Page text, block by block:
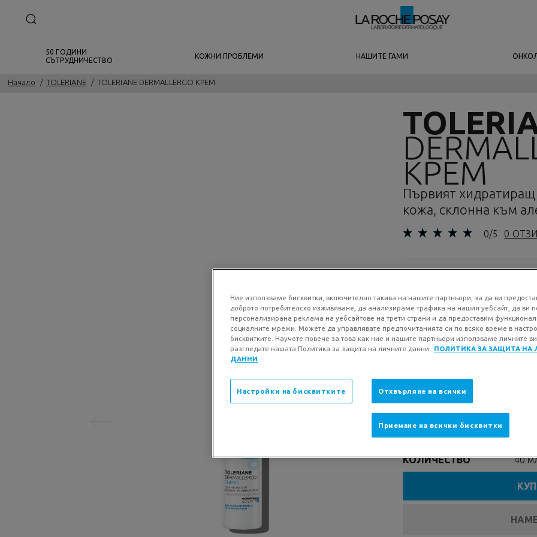
50 ГОДИНИ
СЪТРУДНИЧЕСТВО
КОЖНИ ПРОБЛЕМИ НАШИТЕ ГАМИ
Начало TOLERIANE TOLERIANE DERMALLERGO КРЕМ
Следваща страница
КРЕМ
Първият хидратиращ
кожа, склонна към
0/5 0
Ежедневен
чувствителна
Мощно
признаците на
Тестван върху
КОЛИЧЕСТВО 40
Ние използваме бисквитки, включително такива на нашите партньори, за да ви
доброто потребителско изживяване, да анализираме трафика на нашия уебсайт, да ви
персонализирана реклама на уебсайтове на трети страни и да предоставим
социалните мрежи. Можете да управлявате предпочитанията си по всяко време в
бисквитките. Научете повече за това как ние и нашите партньори използваме личните
разгледате нашата Политика за защита на личните данни.
ПОЛИТИКА ЗА ЗАЩИТА НА
ДАННИ
Отхвърляне на всички
Приемане на всички бисквитки
Настройки на бисквитките